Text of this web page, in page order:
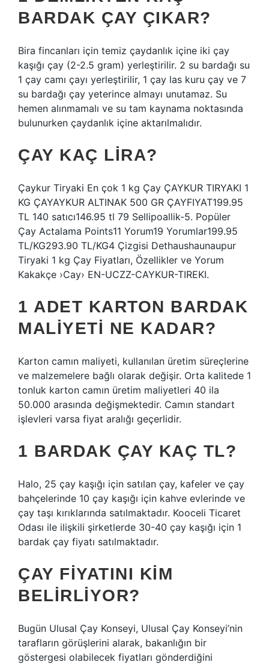
BARDAK ÇAY ÇIKAR?
Bira fincanları için temiz çaydanlık içine iki çay
kaşığı çay (2-2.5 gram) yerleştirilir. 2 su bardağı su
1 çay camı çayı yerleştirilir, 1 çay las kuru çay ve 7
su bardağı çay yeterince almayı unutamaz. Su
hemen alınmamalı ve su tam kaynama noktasında
bulunurken çaydanlık içine aktarılmalıdır.
ÇAY KAÇ LIRA?
Çaykur Tiryaki En çok 1 kg Çay ÇAYKUR TIRYAKI 1
KG ÇAYAYKUR ALTINAK 500 GR ÇAYFIYAT199.95
TL 140 satıcı146.95 tl 79 Sellipoallik-5. Popüler
Çay Actalama Points11 Yorum19 Yorumlar199.95
TL/KG293.90 TL/KG4 Çizgisi Dethaushaunaupur
Tiryaki 1 kg Çay Fiyatları, Özellikler ve Yorum
Kakakçe ›Cay› EN-UCZZ-CAYKUR-TIREKI.
1 ADET KARTON BARDAK
MALIYETI NE KADAR?
Karton camın maliyeti, kullanılan üretim süreçlerine
ve malzemelere bağlı olarak değişir. Orta kalitede 1
tonluk karton camın üretim maliyetleri 40 ila
50.000 arasında değişmektedir. Camın standart
işlevleri varsa fiyat aralığı geçerlidir.
1 BARDAK ÇAY KAÇ TL?
Halo, 25 çay kaşığı için satılan çay, kafeler ve çay
bahçelerinde 10 çay kaşığı için kahve evlerinde ve
çay taşı kırıklarında satılmaktadır. Kooceli Ticaret
Odası ile ilişkili şirketlerde 30-40 çay kaşığı için 1
bardak çay fiyatı satılmaktadır.
ÇAY FIYATINI KIM
BELIRLIYOR?
Bugün Ulusal Çay Konseyi, Ulusal Çay Konseyi’nin
tarafların görüşlerini alarak, bakanlığın bir
göstergesi olabilecek fiyatları gönderdiğini